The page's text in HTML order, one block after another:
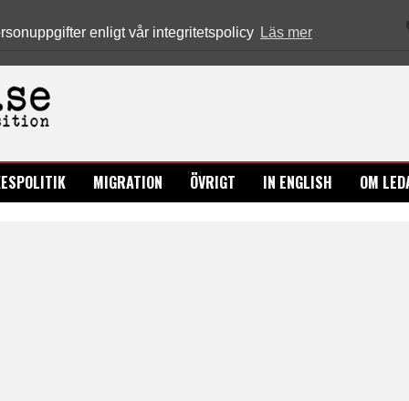
enligt vår integritetspolicy Läs mer
MIGRATION ÖVRIGT IN ENGLISH OM